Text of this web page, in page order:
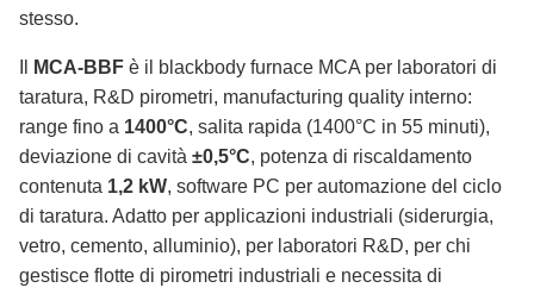
stesso.
MCA-BBF è il blackbody furnace MCA per laboratori di
taratura, R&D pirometri, manufacturing quality interno:
range fino a 1400°C, salita rapida (1400°C in 55 minuti),
deviazione di cavità ±0,5°C, potenza di riscaldamento
contenuta 1,2 kW, software PC per automazione del ciclo
di taratura. Adatto per applicazioni industriali (siderurgia,
vetro, cemento, alluminio), per laboratori R&D, per chi
gestisce flotte di pirometri industriali e necessita di